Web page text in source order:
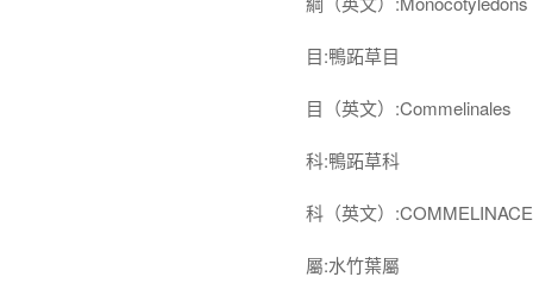
目:鴨跖草目
目（英文）:Commelinales
科:鴨跖草科
科（英文）
屬:水竹葉屬